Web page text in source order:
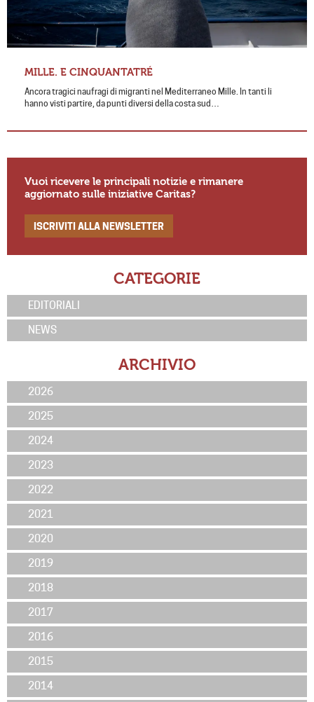
MILLE. E CINQUANTATRÉ
Ancora tragici naufragi di migranti nel Mediterraneo Mille. In tanti li
hanno visti partire, da punti diversi della costa sud…
Vuoi ricevere le principali notizie e rimanere
aggiornato sulle iniziative Caritas?
ISCRIVITI ALLA NEWSLETTER
CATEGORIE
EDITORIALI
NEWS
ARCHIVIO
2026
2025
2024
2023
2022
2021
2020
2019
2018
2017
2016
2015
2014